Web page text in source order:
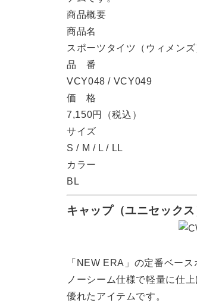
商品概要
商品名
スポーツタイツ（ウィメンズ
品 番
VCY048 / VCY049
価 格
7,150円（税込）
サイズ
S / M / L / LL
カラー
BL
キャップ（ユニセックス
「NEW ERA」の定番ベー
ノーシーム仕様で軽量に仕
優れたアイテムです。